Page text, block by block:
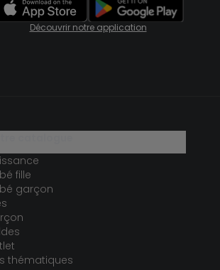
Découvrir notre application
fille
garçon
thématiques